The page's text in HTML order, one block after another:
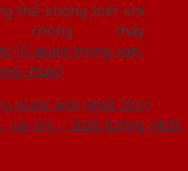
thể không biết khi
cháy
10-quan-trong-can-
chay/
nước mới nhất 2021
uy tín – chất lượng nhất